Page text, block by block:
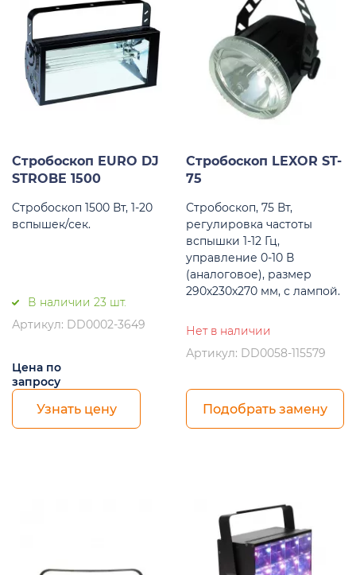
Стробоскоп EURO DJ
STROBE 1500
Cтробоскоп 1500 Вт, 1-20
вспышек/сек.
В наличии 23 шт.
Артикул: DD0002-3649
Цена по
запросу
Узнать цену
Стробоскоп LEXOR ST-
75
Стробоскоп, 75 Вт,
регулировка частоты
вспышки 1-12 Гц,
управление 0-10 В
(аналоговое), размер
290х230х270 мм, с лампой.
Нет в наличии
Артикул: DD0058-115579
Подобрать замену